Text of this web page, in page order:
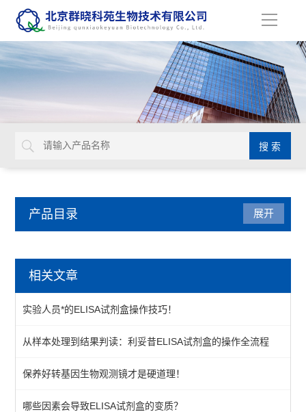
导
产品目录
primerdesign生物威胁检测试剂盒
primerdesign其他病原体检测试剂盒
植物病原体/病原菌检测试剂
primerdesign水源致病菌检测试剂盒
primerdesign病原体检测试剂试剂盒
展开
相关文章
实验人员*的ELISA试剂盒操作技巧！
从样本处理到结果判读：利妥昔ELISA试剂盒的操作全流程
保养好转基因生物观测镜才是硬道理！
哪些因素会导致ELISA试剂盒的变质？